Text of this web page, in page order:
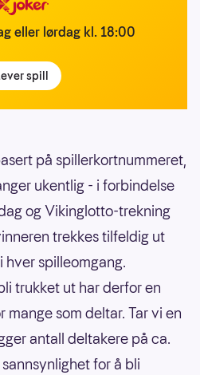
eller lørdag kl. 18:00
spill
på spillerkortnummeret,
ukentlig - i forbindelse
og Vikinglotto-trekning
trekkes tilfeldig ut
hver spilleomgang.
trukket ut har derfor en
mange som deltar. Tar vi en
antall deltakere på ca.
for å bli